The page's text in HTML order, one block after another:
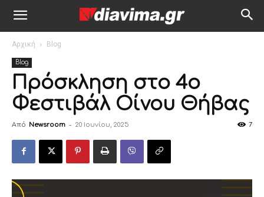
Αρχική Blog
Blog
Πρόσκληση στο 4ο
Φεστιβάλ Οίνου Θήβας
Από Newsroom - 20 Ιουνίου, 2025 7